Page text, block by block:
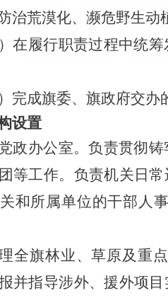
治荒漠化、濒危野生动
）在履行职责过程中统
完成旗委、旗政府交办
设置
党政办公室。负责贯彻
等工作。负责机关日
和所属单位的干部人
全旗林业、草原及重
并指导涉外、援外项